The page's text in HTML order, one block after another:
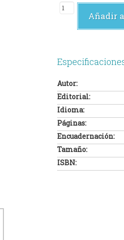
Añadir
Autor:
Editorial:
Idioma:
Páginas:
Encuadernación:
Tamaño:
ISBN: